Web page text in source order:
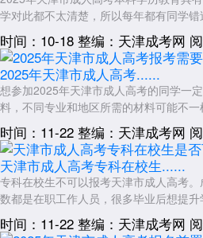
北辰区核心考点，考场管理严格，适
武清区、宝坻区、静海区、宁河区、
各区重点中学或职业院校：
如武清区杨村五中、宝坻区宝坻三中、
为区域性考点，服务本地考生。
四、考点设置原则与考生注意事项
就近分配原则：
天津市成考考点遵循“就近分配、交通
确标注考试地点、座位号及交通路线，
考场设施标准：
学对此都不太清楚，所以每年都有同学
时间：10-18 整编：天津成考网
2025年天津市成人高考......
想参加2025年天津市成人高考的同学一
料，不同专业和地区所需的材料可能不
时间：11-22 整编：天津成考网
天津市成人高考专科在校生......
专科在校生不可以报考天津市成人高考
数都是在职工作人员，很多毕业后想提
时间：11-22 整编：天津成考网